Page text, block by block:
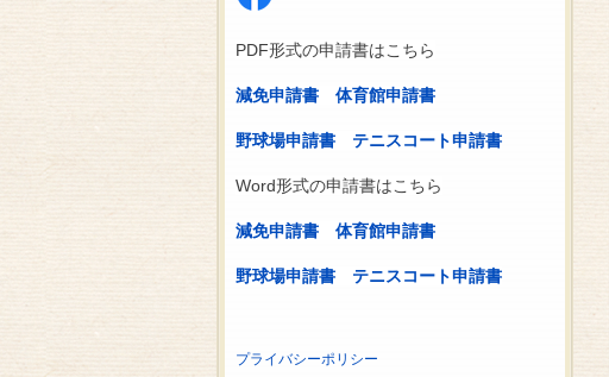
PDF形式の申請書はこちら
減免申請書 体育館申請書
野球場申請書 テニスコート申請書
Word形式の申請書はこちら
減免申請書 体育館申請書
野球場申請書 テニスコート申請書
プライバシーポリシー